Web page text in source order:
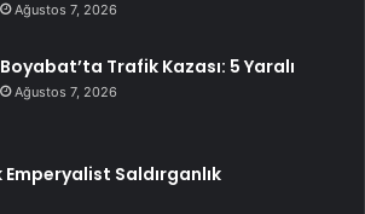
Ağustos 7, 2026
Boyabat’ta Trafik Kazası: 5 Yaralı
Ağustos 7, 2026
Emperyalist Saldırganlık